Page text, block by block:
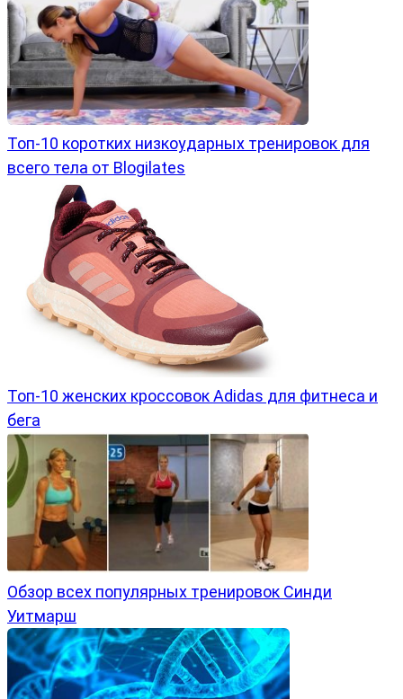
Топ-10 коротких низкоударных тренировок для
всего тела от Blogilates
Топ-10 женских кроссовок Adidas для фитнеса и
бега
Обзор всех популярных тренировок Синди
Уитмарш